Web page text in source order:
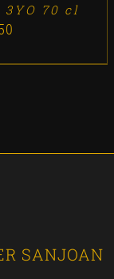
70 cl
SANJOAN